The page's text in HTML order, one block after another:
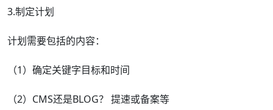
3.制定计划
计划需要包括的内容：
（1）确定关键字目标和时间
（2）CMS还是BLOG？ 提速或备案等